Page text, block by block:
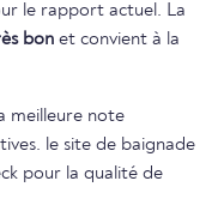
le rapport actuel. La
bon et convient à la
meilleure note
le site de baignade
pour la qualité de